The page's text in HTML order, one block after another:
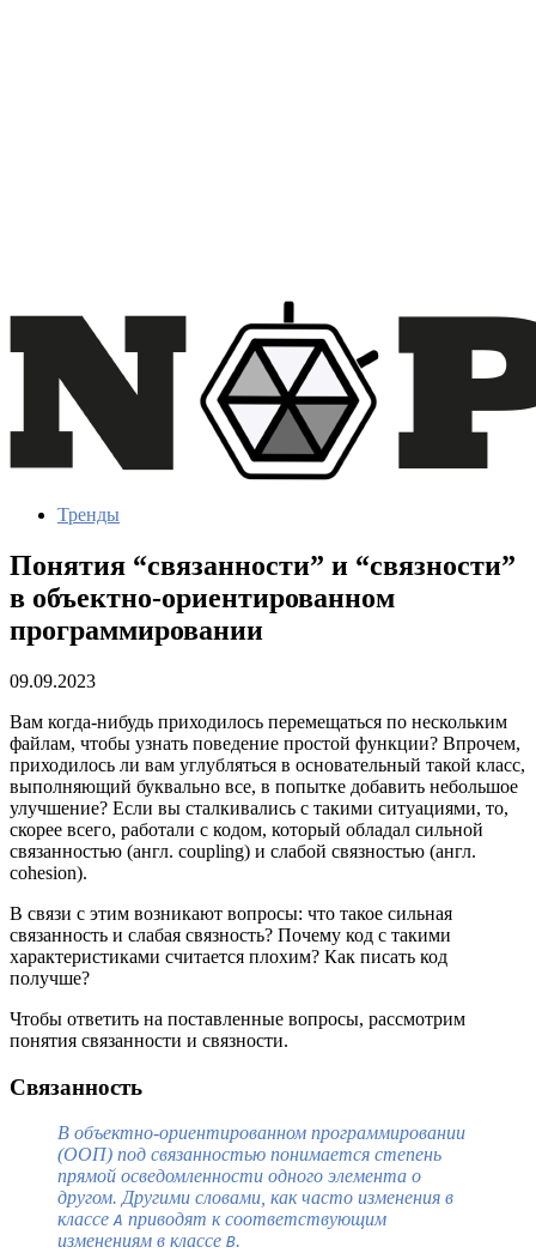
Тренды
Понятия “связанности” и “связности”
в объектно-ориентированном
программировании
09.09.2023
Вам когда-нибудь приходилось перемещаться по нескольким
файлам, чтобы узнать поведение простой функции? Впрочем,
приходилось ли вам углубляться в основательный такой класс,
выполняющий буквально все, в попытке добавить небольшое
улучшение? Если вы сталкивались с такими ситуациями, то,
скорее всего, работали с кодом, который обладал сильной
связанностью (англ. coupling) и слабой связностью (англ.
cohesion).
В связи с этим возникают вопросы: что такое сильная
связанность и слабая связность? Почему код с такими
характеристиками считается плохим? Как писать код
получше?
Чтобы ответить на поставленные вопросы, рассмотрим
понятия связанности и связности.
Связанность
В объектно-ориентированном программировании
(ООП) под связанностью понимается степень
прямой осведомленности одного элемента о
другом. Другими словами, как часто изменения в
классе A приводят к соответствующим
изменениям в классе B.